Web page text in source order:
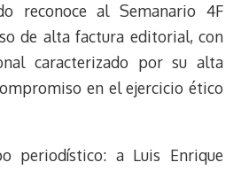
reconoce al Semanario 4F
de alta factura editorial, con
caracterizado por su alta
en el ejercicio ético
periodístico: a Luis Enrique